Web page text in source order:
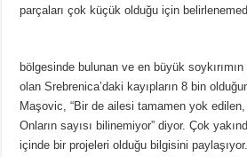
parçaları çok küçük olduğu için
bölgesinde bulunan ve en büyük soykırımın
olan Srebrenica’daki kayıpların 8 bin
Maşovic, “Bir de ailesi tamamen yok
Onların sayısı bilinemiyor” diyor. Çok
içinde bir projeleri olduğu bilgisini